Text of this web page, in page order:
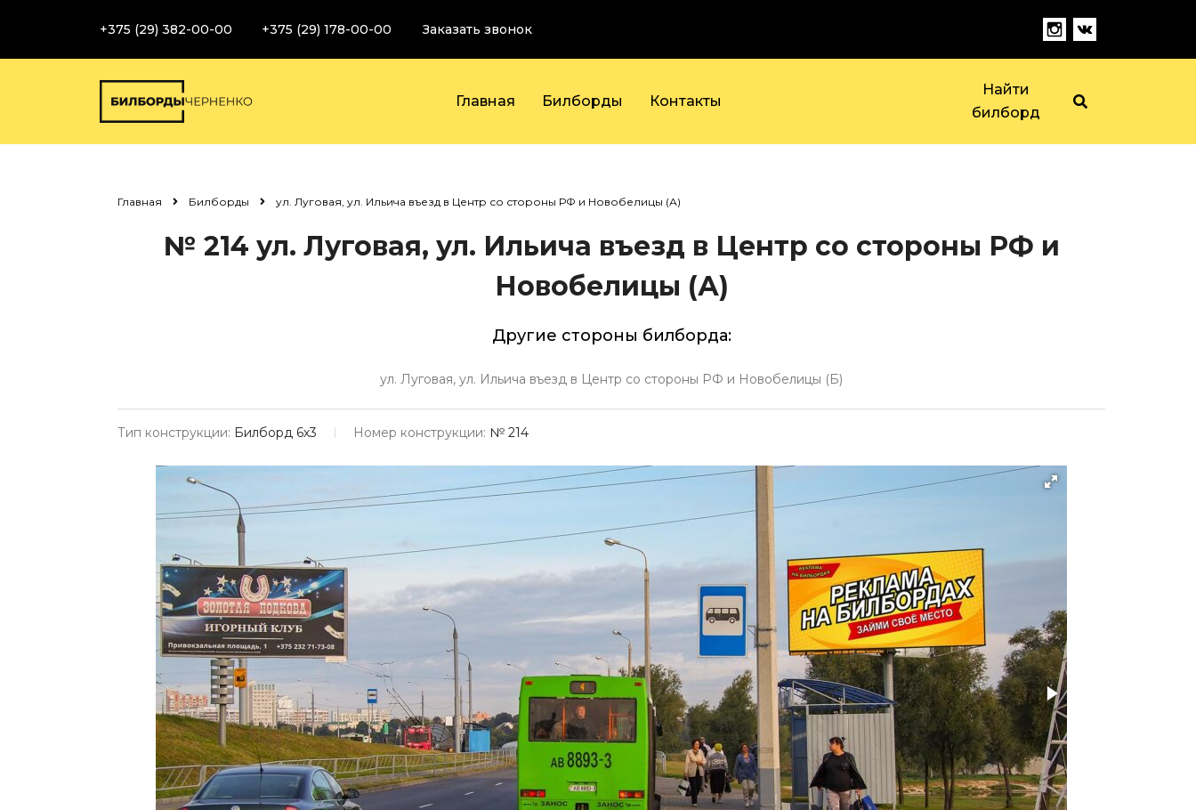
+375 (29) 382-00-00 +375 (29) 178-00-00 Заказать звонок
Главная Билборды Контакты
Найти
билборд
Главная Билборды ул. Луговая, ул. Ильича въезд в Центр со стороны РФ и Новобелицы (А)
№ 214 ул. Луговая, ул. Ильича въезд в Центр со стороны РФ и
Новобелицы (А)
Другие стороны билборда:
ул. Луговая, ул. Ильича въезд в Центр со стороны РФ и Новобелицы (Б)
Тип конструкции: Билборд 6х3 Номер конструкции: № 214